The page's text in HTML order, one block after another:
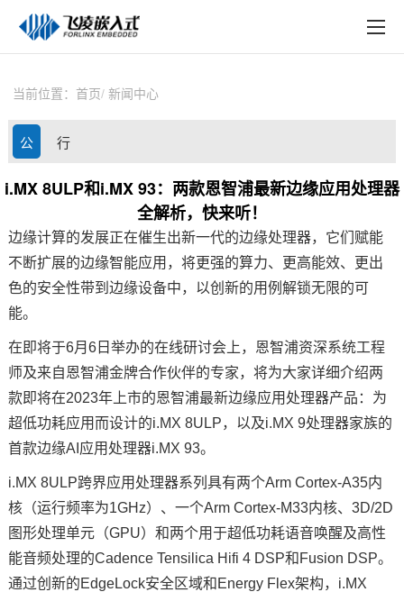
技术与支持
在线文档
方案定制
关于飞凌
天猫商城
淘宝商城
新闻中心
技术论坛
在线购买
当前位置： 首页 新闻中心
公
司
态
行
业
讯
i.MX 8ULP和i.MX 93：两款恩智浦最新边缘应用处理器
全解析，快来听！
边缘计算的发展正在催生出新一代的边缘处理器，它们赋能
不断扩展的边缘智能应用，将更强的算力、更高能效、更出
色的安全性带到边缘设备中，以创新的用例解锁无限的可
能。
在即将于6月6日举办的在线研讨会上，恩智浦资深系统工程
师及来自恩智浦金牌合作伙伴的专家，将为大家详细介绍两
款即将在2023年上市的恩智浦最新边缘应用处理器产品：为
超低功耗应用而设计的i.MX 8ULP，以及i.MX 9处理器家族的
首款边缘AI应用处理器i.MX 93。
i.MX 8ULP跨界应用处理器系列具有两个Arm Cortex-A35内
核（运行频率为1GHz）、一个Arm Cortex-M33内核、3D/2D
图形处理单元（GPU）和两个用于超低功耗语音唤醒及高性
能音频处理的Cadence Tensilica Hifi 4 DSP和Fusion DSP。
通过创新的EdgeLock安全区域和Energy Flex架构，i.MX